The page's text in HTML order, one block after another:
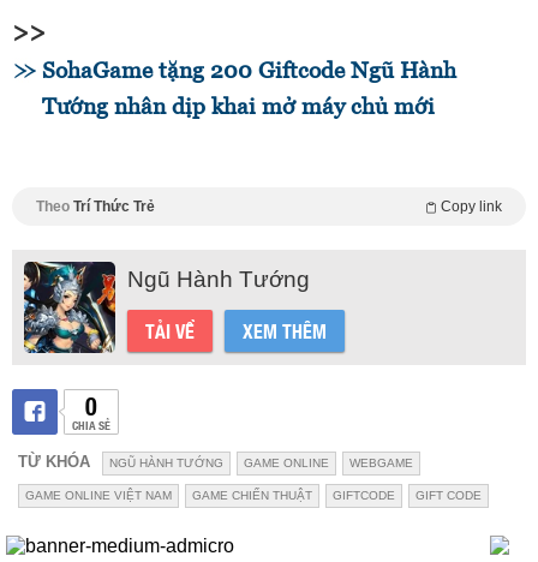
>>
SohaGame tặng 200 Giftcode Ngũ Hành
Tướng nhân dịp khai mở máy chủ mới
Theo Trí Thức Trẻ Copy link
Ngũ Hành Tướng
TẢI VỀ XEM THÊM
0
CHIA SẺ
TỪ KHÓA NGŨ HÀNH TƯỚNG GAME ONLINE WEBGAME
GAME ONLINE VIỆT NAM GAME CHIẾN THUẬT GIFTCODE GIFT CODE